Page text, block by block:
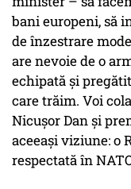
bani europeni, să
de înzestrare
are nevoie de o
echipată și
care trăim. Voi
Nicușor Dan și
aceeași viziune: o
respectată în